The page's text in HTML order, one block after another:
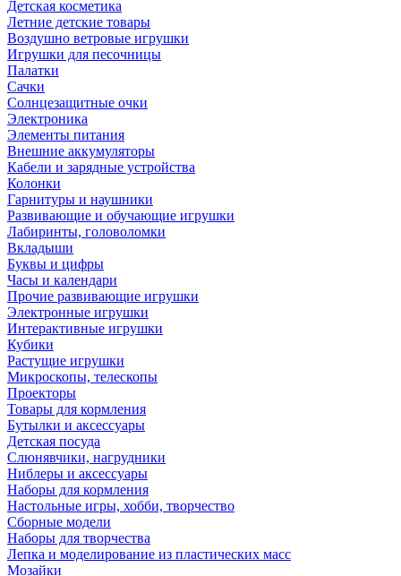
Детская косметика
Летние детские товары
Воздушно ветровые игрушки
Игрушки для песочницы
Палатки
Сачки
Солнцезащитные очки
Электроника
Элементы питания
Внешние аккумуляторы
Кабели и зарядные устройства
Колонки
Гарнитуры и наушники
Развивающие и обучающие игрушки
Лабиринты, головоломки
Вкладыши
Буквы и цифры
Часы и календари
Прочие развивающие игрушки
Электронные игрушки
Интерактивные игрушки
Кубики
Растущие игрушки
Микроскопы, телескопы
Проекторы
Товары для кормления
Бутылки и аксессуары
Детская посуда
Слюнявчики, нагрудники
Ниблеры и аксессуары
Наборы для кормления
Настольные игры, хобби, творчество
Сборные модели
Наборы для творчества
Лепка и моделирование из пластических масс
Мозайки